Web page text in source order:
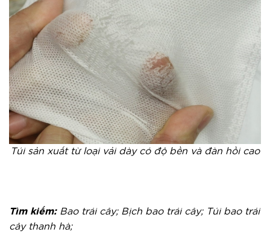
Túi sản xuất từ loại vải dày có độ bền và đàn hồi cao
Tìm kiếm:Bao trái cây; Bịch bao trái cây; Túi bao trái
cây thanh hà;